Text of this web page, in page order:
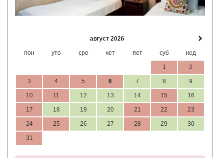
август 2026
пон уто сре чет пет суб нед
1 2
3 4 5 6 7 8 9
10 11 12 13 14 15 16
17 18 19 20 21 22 23
24 25 26 27 28 29 30
31